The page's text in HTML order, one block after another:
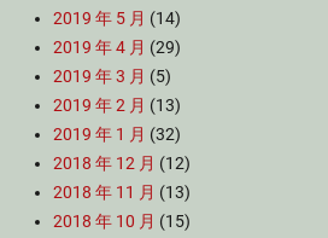
2019 年 5 月 (14)
2019 年 4 月 (29)
2019 年 3 月 (5)
2019 年 2 月 (13)
2019 年 1 月 (32)
2018 年 12 月 (12)
2018 年 11 月 (13)
2018 年 10 月 (15)